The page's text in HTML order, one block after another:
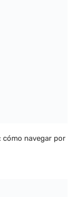
cómo navegar por